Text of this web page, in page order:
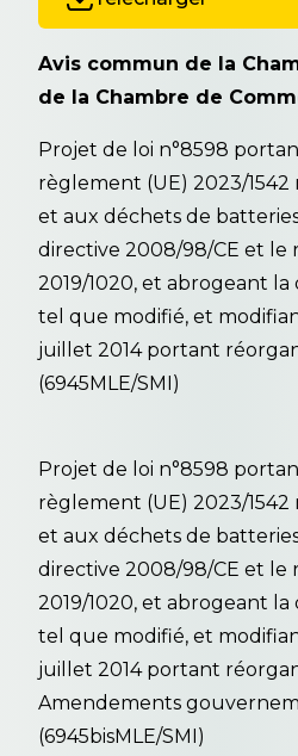
Avis commun de la
de la Chambre de
Projet de loi n°8598
règlement (UE) 2023/
et aux déchets de
directive 2008/98/CE et le
2019/1020, et abrogeant la
tel que modifié, et
juillet 2014 portant
(6945MLE/SMI)
Projet de loi n°8598
règlement (UE) 2023/
et aux déchets de
directive 2008/98/CE et le
2019/1020, et abrogeant la
tel que modifié, et
juillet 2014 portant
Amendements
(6945bisMLE/SMI)